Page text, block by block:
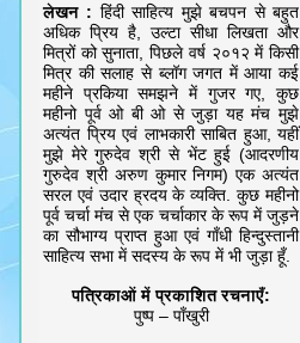
लेखन : हिंदी साहित्य मुझे बचपन से बहुत
अधिक प्रिय है, उल्टा सीधा लिखता और
मित्रों को सुनाता, पिछले वर्ष २०१२ में किसी
मित्र की सलाह से ब्लॉग जगत में आया कई
महीने प्रकिया समझने में गुजर गए, कुछ
महीनो पूर्व ओ बी ओ से जुड़ा यह मंच मुझे
अत्यंत प्रिय एवं लाभकारी साबित हुआ, यहीं
मुझे मेरे गुरुदेव श्री से भेंट हुई (आदरणीय
गुरुदेव श्री अरुण कुमार निगम) एक अत्यंत
सरल एवं उदार ह्रदय के व्यक्ति. कुछ महीनो
पूर्व चर्चा मंच से एक चर्चाकार के रूप में जुड़ने
का सौभाग्य प्राप्त हुआ एवं गाँधी हिन्दुस्तानी
साहित्य सभा में सदस्य के रूप में भी जुड़ा हूँ.
पत्रिकाओं में प्रकाशित रचनाएँ:
पुष्प – पाँखुरी